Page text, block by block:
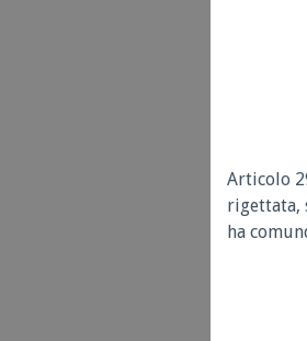
Articolo
rigettata,
ha